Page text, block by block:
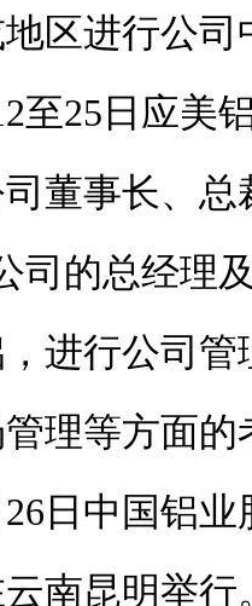
区进行公
至25日应美
董事长、
司的总经理
进行公司
理等方面的
26日中国铝
南昆明举